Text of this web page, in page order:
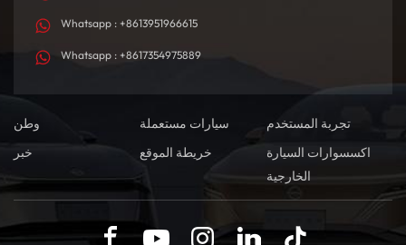
Whatsapp : +8613951966615
Whatsapp : +8617354975889
وطن سيارات مستعملة
تجربة المستخدم
خبر
خريطة الموقع
اكسسوارات السيارة
الخارجية